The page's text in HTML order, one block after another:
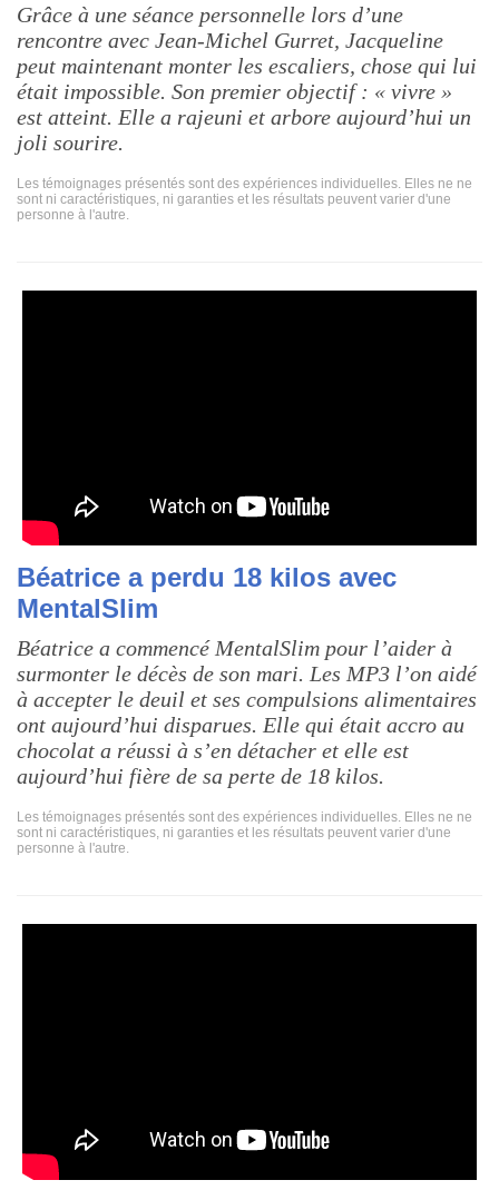
Grâce à une séance personnelle lors d’une
rencontre avec Jean-Michel Gurret, Jacqueline
peut maintenant monter les escaliers, chose qui lui
était impossible. Son premier objectif : « vivre »
est atteint. Elle a rajeuni et arbore aujourd’hui un
joli sourire.
Les témoignages présentés sont des expériences individuelles. Elles ne ne
sont ni caractéristiques, ni garanties et les résultats peuvent varier d'une
personne à l'autre.
Béatrice a perdu 18 kilos avec
MentalSlim
Béatrice a commencé MentalSlim pour l’aider à
surmonter le décès de son mari. Les MP3 l’on aidé
à accepter le deuil et ses compulsions alimentaires
ont aujourd’hui disparues. Elle qui était accro au
chocolat a réussi à s’en détacher et elle est
aujourd’hui fière de sa perte de 18 kilos.
Les témoignages présentés sont des expériences individuelles. Elles ne ne
sont ni caractéristiques, ni garanties et les résultats peuvent varier d'une
personne à l'autre.